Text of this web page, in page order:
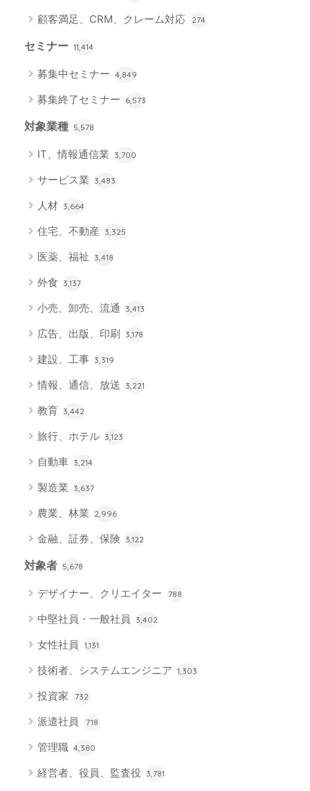
顧客満足、CRM、クレーム対応
274
セミナー 11,414
募集中セミナー 4,849
募集終了セミナー 6,573
対象業種 5,578
IT、情報通信業 3,700
サービス業 3,483
人材 3,664
住宅、不動産 3,325
医薬、福祉 3,418
外食 3,137
小売、卸売、流通 3,413
広告、出版、印刷 3,178
建設、工事 3,319
情報、通信、放送 3,221
教育 3,442
旅行、ホテル 3,123
自動車 3,214
製造業 3,637
農業、林業 2,996
金融、証券、保険 3,122
対象者 5,678
デザイナー、クリエイター 788
中堅社員・一般社員 3,402
女性社員 1,131
技術者、システムエンジニア 1,303
投資家 732
派遣社員 718
管理職 4,380
経営者、役員、監査役 3,781